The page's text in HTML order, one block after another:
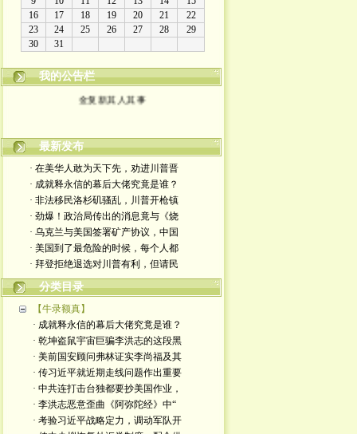
我的公告栏
金复新其人其事
最新发布
· 在美华人敢为天下先，劝进川普晋
· 成就释永信的幕后大佬究竟是谁？
· 非法移民洛杉矶骚乱，川普开枪镇
· 劲爆！政治局传出的消息竟与《烧
· 乌克兰与美国签署矿产协议，中国
· 美国到了最危险的时候，每个人都
· 拜登拒绝退选对川普有利，但请民
分类目录
【牛录额真】
· 成就释永信的幕后大佬究竟是谁？
· 乾坤盗鼠宇宙巨骗李洪志的这段黑
· 美前国安顾问弗林证实李尚福及其
· 传习近平就近期走线问题作出重要
· 中共连打击台独都要抄美国作业，
· 李洪志恶意歪曲《阿弥陀经》中“
· 考验习近平战略定力，调动军队开